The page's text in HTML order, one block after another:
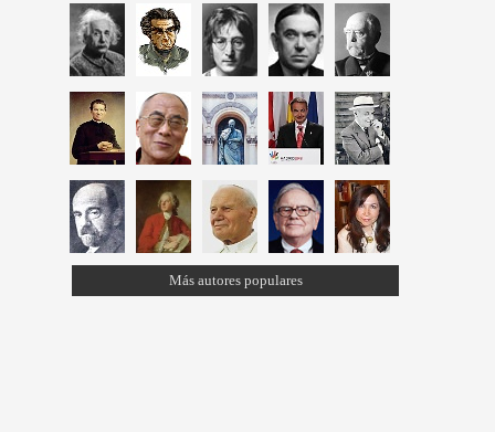
Más autores populares